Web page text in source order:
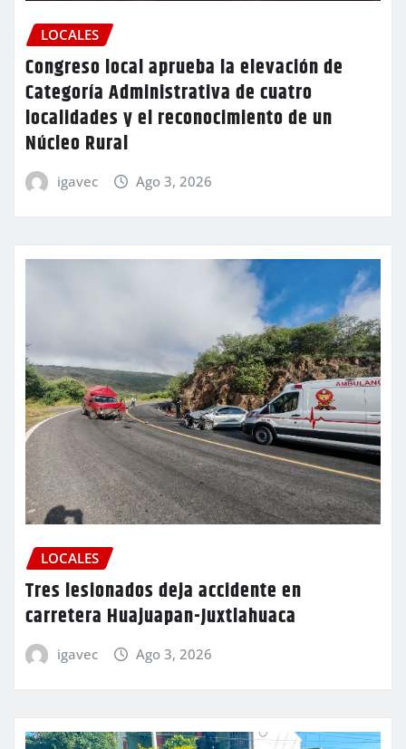
LOCALES
Congreso local aprueba la elevación de
Categoría Administrativa de cuatro
localidades y el reconocimiento de un
Núcleo Rural
igavec Ago 3, 2026
LOCALES
Tres lesionados deja accidente en
carretera Huajuapan-Juxtlahuaca
igavec Ago 3, 2026